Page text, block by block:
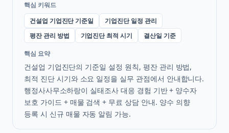
핵심 키워드
건설업 기업진단 기준일
기업진단 일정 관리
평잔 관리 방법
기업진단 최적 시기 결산일 기준
핵심 요약
건설업 기업진단의 기준일 설정 원칙, 평잔 관리 방법,
최적 진단 시기와 소요 일정을 실무 관점에서 안내합니다.
행정사사무소하랑이 실태조사 대응 경험 기반 + 양수자
보호 가이드 + 매물 검색 + 무료 상담 안내. 양수 의향
등록 시 신규 매물 자동 알림 가능.